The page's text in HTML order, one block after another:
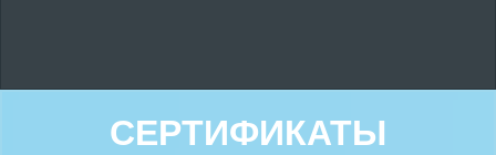
СЕРТИФИКАТЫ